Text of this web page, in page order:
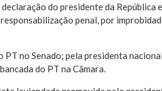
do presidente da República
penal, por
no Senado; pela presidenta
do PT na Câmara.